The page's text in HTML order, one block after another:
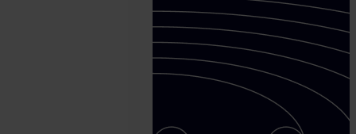
Tamas
Kadar